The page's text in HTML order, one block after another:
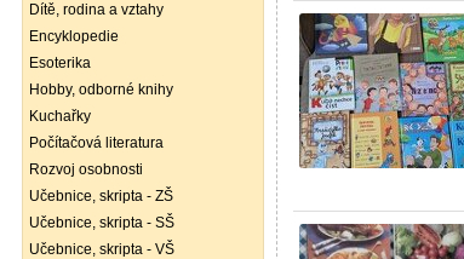
Dítě, rodina a vztahy
Encyklopedie
Esoterika
Hobby, odborné knihy
Kuchařky
Počítačová literatura
Rozvoj osobnosti
Učebnice, skripta - ZŠ
Učebnice, skripta - SŠ
Učebnice, skripta - VŠ